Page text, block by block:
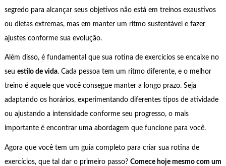
segredo para alcançar seus objetivos não está em treinos exaustivos
ou dietas extremas, mas em manter um ritmo sustentável e fazer
ajustes conforme sua evolução.
Além disso, é fundamental que sua rotina de exercícios se encaixe no
seu estilo de vida. Cada pessoa tem um ritmo diferente, e o melhor
treino é aquele que você consegue manter a longo prazo. Seja
adaptando os horários, experimentando diferentes tipos de atividade
ou ajustando a intensidade conforme seu progresso, o mais
importante é encontrar uma abordagem que funcione para você.
Agora que você tem um guia completo para criar sua rotina de
exercícios, que tal dar o primeiro passo? Comece hoje mesmo com um